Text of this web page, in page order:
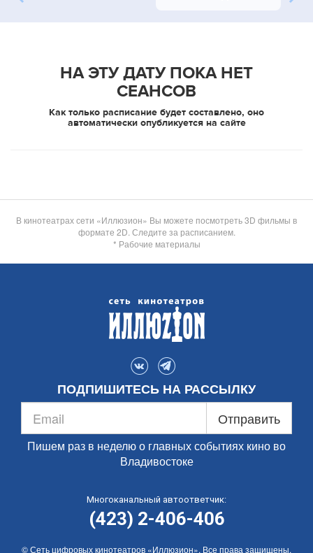
НА ЭТУ ДАТУ ПОКА НЕТ
СЕАНСОВ
Как только расписание будет составлено, оно
автоматически опубликуется на сайте
В кинотеатрах сети «Иллюзион» Вы можете посмотреть 3D фильмы в
формате 2D. Следите за расписанием.
* Рабочие материалы
ПОДПИШИТЕСЬ НА РАССЫЛКУ
Отправить
Пишем раз в неделю о главных событиях кино во
Владивостоке
Многоканальный автоответчик:
(423) 2-406-406
© Сеть цифровых кинотеатров «Иллюзион». Все права защищены.